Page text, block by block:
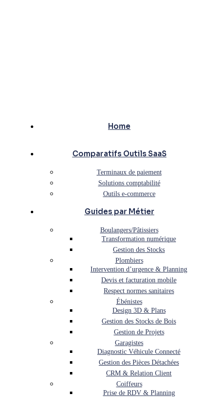
Home
Comparatifs Outils SaaS
Terminaux de paiement
Solutions comptabilité
Outils e-commerce
Guides par Métier
Boulangers/Pâtissiers
Transformation numérique
Gestion des Stocks
Plombiers
Intervention d’urgence & Planning
Devis et facturation mobile
Respect normes sanitaires
Ébénistes
Design 3D & Plans
Gestion des Stocks de Bois
Gestion de Projets
Garagistes
Diagnostic Véhicule Connecté
Gestion des Pièces Détachées
CRM & Relation Client
Coiffeurs
Prise de RDV & Planning